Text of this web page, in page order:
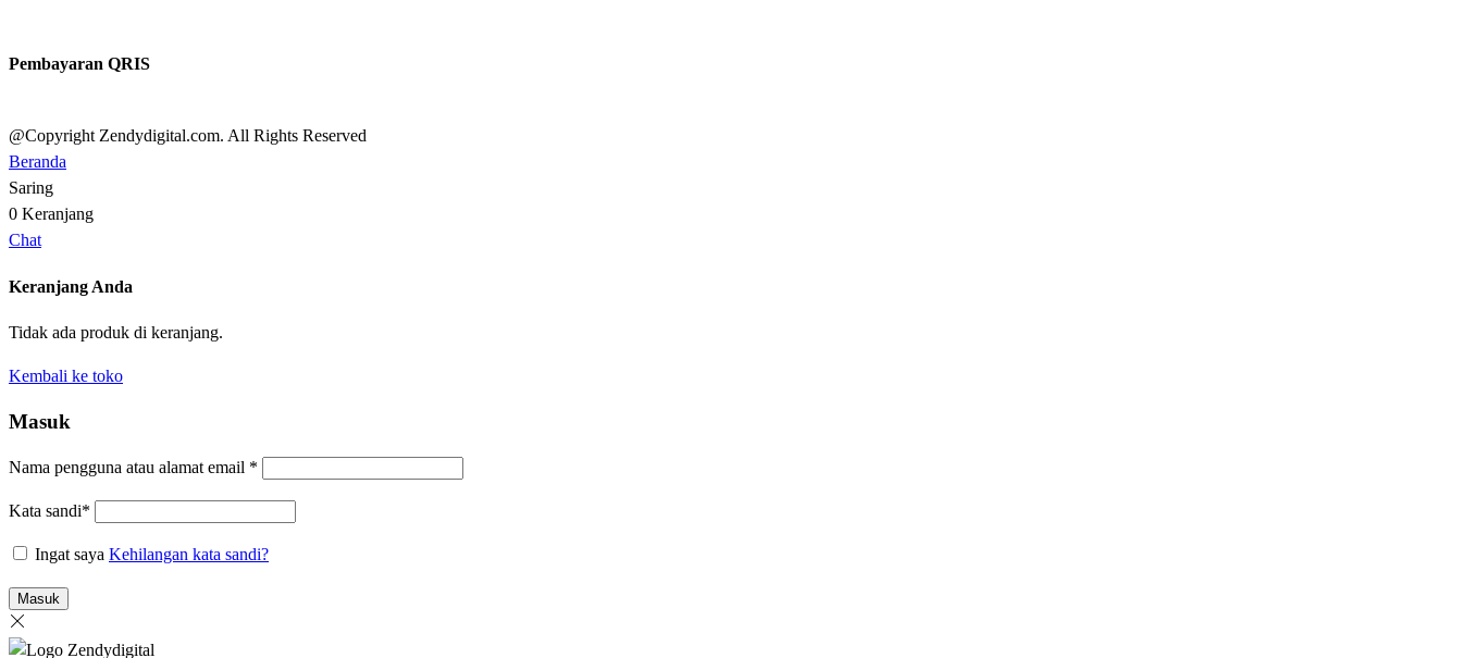
Pembayaran QRIS
@Copyright Zendydigital.com. All Rights Reserved
Beranda
Saring
0 Keranjang
Chat
Keranjang Anda
Tidak ada produk di keranjang.
Kembali ke toko
Masuk
Nama pengguna atau alamat email *
Kata sandi*
Ingat saya Kehilangan kata sandi?
Masuk